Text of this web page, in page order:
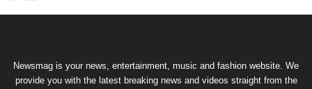
Newsmag is your news, entertainment, music and fashion website. We
provide you with the latest breaking news and videos straight from the